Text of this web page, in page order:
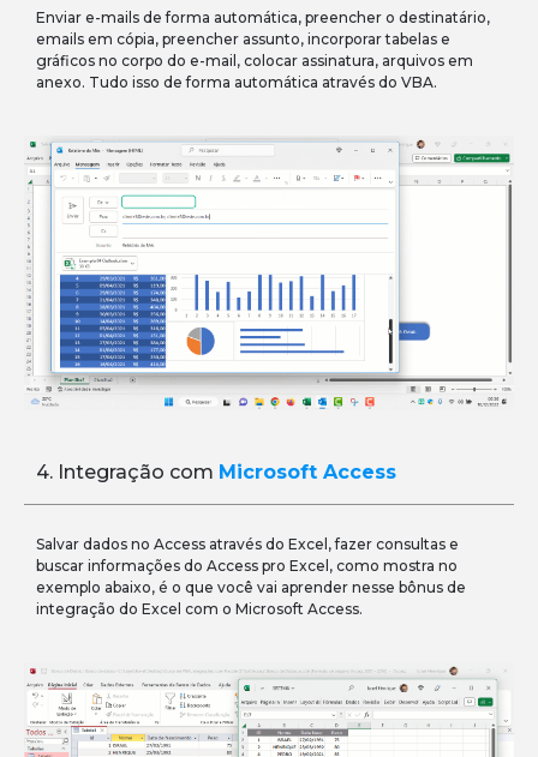
Enviar e-mails de forma automática, preencher o destinatário,
emails em cópia, preencher assunto, incorporar tabelas e
gráficos no corpo do e-mail, colocar assinatura, arquivos em
anexo. Tudo isso de forma automática através do VBA.
4. Integração com Microsoft Access
Salvar dados no Access através do Excel, fazer consultas e
buscar informações do Access pro Excel, como mostra no
exemplo abaixo, é o que você vai aprender nesse bônus de
integração do Excel com o Microsoft Access.